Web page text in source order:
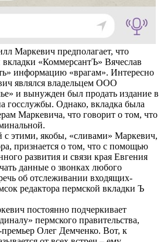
Маркевич предполагает, что
вкладки «КоммерсантЪ» Вячеслав
информацию «врагам». Интересно
являлся владельцем ООО
и вынужден был продать издание в
госслужбы. Однако, вкладка была
Маркевича, что говорит о том, что
с этими, якобы, «сливами» Маркевич,
признается о том, что с помощью
развития и связи края Евгения
данные о звонках любого
об отслеживании входящих-
редактора пермской вкладки Ъ
постоянно подчеркивает
пермского правительства,
премьер Олег Демченко. Вот, к